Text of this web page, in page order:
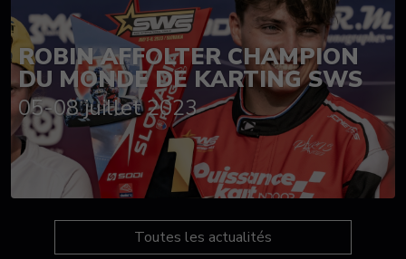
ROBIN AFFOLTER CHAMPION
DU MONDE DE KARTING SWS
05-08 juillet 2023
Toutes les actualités